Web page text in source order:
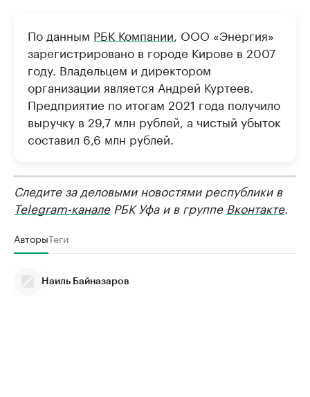
По данным РБК Компании, ООО «Энергия»
зарегистрировано в городе Кирове в 2007
году. Владельцем и директором
организации является Андрей Куртеев.
Предприятие по итогам 2021 года получило
выручку в 29,7 млн рублей, а чистый убыток
составил 6,6 млн рублей.
Следите за деловыми новостями республики в
Telegram-каналеРБК Уфа и в группе Вконтакте.
АвторыТеги
Наиль Байназаров